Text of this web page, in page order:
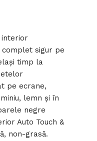
interior
sigur pe
timp la
pe ecrane,
lemn și în
negre
Auto Touch &
non-grasă.